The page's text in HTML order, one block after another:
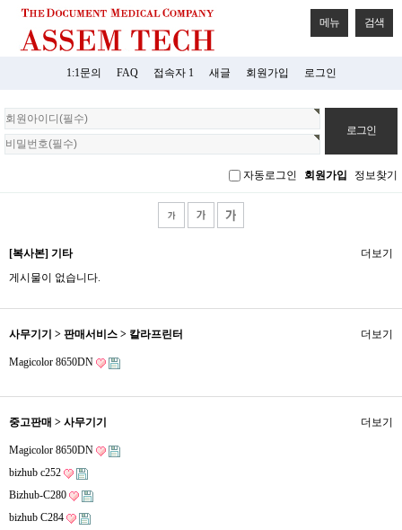
메뉴 검색
1:1문의 FAQ 접속자 1 새글 회원가입 로그인
회
원
로
자동로그인 회원가입 정보찾기
[복사본] 기타
게시물이 없습니다.
더보기
사무기기 > 판매서비스 > 칼라프린터
Magicolor 8650DN
더보기
중고판매 > 사무기기
Magicolor 8650DN
bizhub c252
Bizhub-C280
bizhub C284
더보기